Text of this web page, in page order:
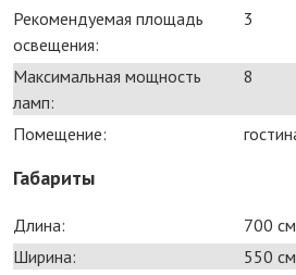
Рекомендуемая площадь
освещения:
3
Максимальная мощность
ламп:
8
Помещение:
Габариты
Длина:
700 см
Ширина:
550 см